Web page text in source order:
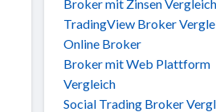
Broker mit Zinsen Vergleich
TradingView Broker
Online Broker
Broker mit Web Plattform
Vergleich
Social Trading Broker